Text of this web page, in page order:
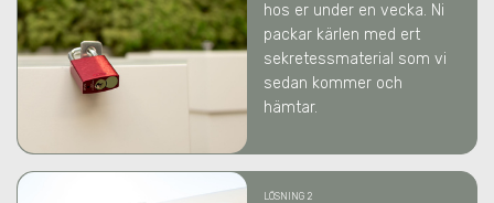
hos er under en vecka. Ni
packar kärlen med ert
sekretessmaterial som vi
sedan kommer och
hämtar.
LÖSNING 2